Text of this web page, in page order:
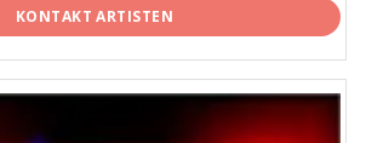
KONTAKT ARTISTEN